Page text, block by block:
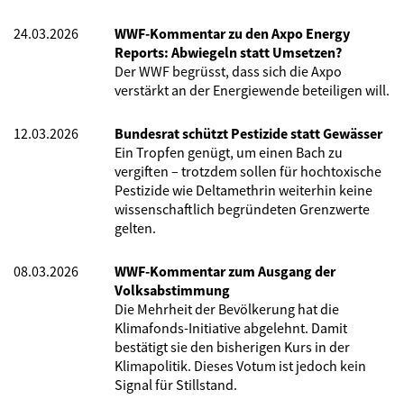
24.03.2026
WWF-Kommentar zu den Axpo Energy
Reports: Abwiegeln statt Umsetzen?
Der WWF begrüsst, dass sich die Axpo
verstärkt an der Energiewende beteiligen will.
12.03.2026
Bundesrat schützt Pestizide statt Gewässer
Ein Tropfen genügt, um einen Bach zu
vergiften – trotzdem sollen für hochtoxische
Pestizide wie Deltamethrin weiterhin keine
wissenschaftlich begründeten Grenzwerte
gelten.
08.03.2026
WWF-Kommentar zum Ausgang der
Volksabstimmung
Die Mehrheit der Bevölkerung hat die
Klimafonds-Initiative abgelehnt. Damit
bestätigt sie den bisherigen Kurs in der
Klimapolitik. Dieses Votum ist jedoch kein
Signal für Stillstand.